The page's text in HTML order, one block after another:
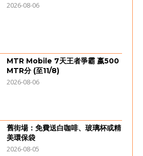
2026-08-06
MTR Mobile 7天王者爭霸 嬴500
MTR分 (至11/8)
2026-08-06
舊街場：免費送白咖啡、玻璃杯或精
美環保袋
2026-08-05